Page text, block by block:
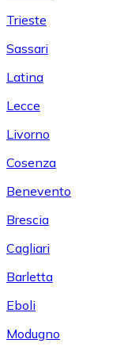
Trieste
Sassari
Latina
Lecce
Livorno
Cosenza
Benevento
Brescia
Cagliari
Barletta
Eboli
Modugno